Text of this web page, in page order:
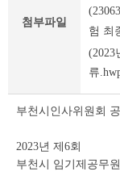
험)
이
첨부파일
험 최
(2023
류
부천시인사위원회
2023년 제6회
부천시 임기제공무